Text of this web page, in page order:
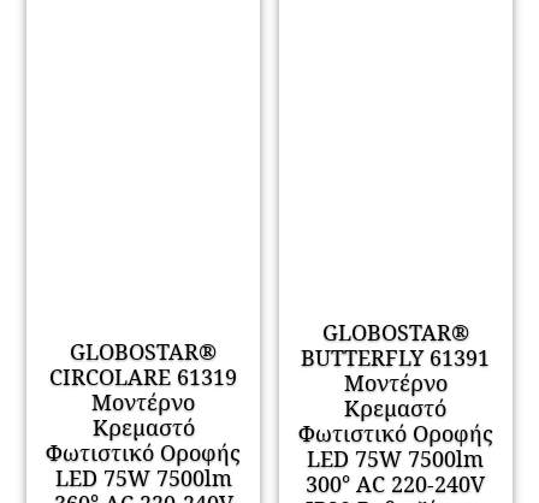
GLOBOSTAR®
CIRCOLARE 61319
Μοντέρνο
Κρεμαστό
Φωτιστικό Οροφής
LED 75W 7500lm
GLOBOSTAR®
BUTTERFLY 61391
Μοντέρνο
Κρεμαστό
Φωτιστικό Οροφής
LED 75W 7500lm
300° AC 220-240V